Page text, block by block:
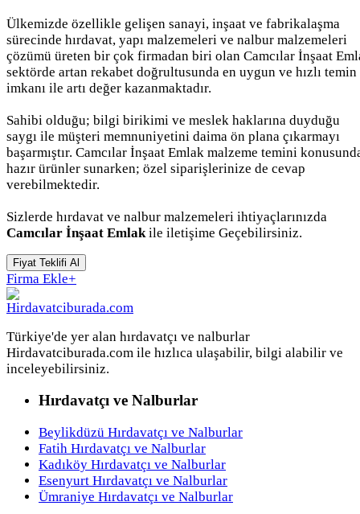
Ülkemizde özellikle gelişen sanayi, inşaat ve fabrikalaşma
sürecinde hırdavat, yapı malzemeleri ve nalbur malzemeleri
çözümü üreten bir çok firmadan biri olan Camcılar İnşaat
sektörde artan rekabet doğrultusunda en uygun ve hızlı temin
imkanı ile artı değer kazanmaktadır.
Sahibi olduğu; bilgi birikimi ve meslek haklarına duyduğu
saygı ile müşteri memnuniyetini daima ön plana çıkarmayı
başarmıştır. Camcılar İnşaat Emlak malzeme temini
hazır ürünler sunarken; özel siparişlerinize de cevap
verebilmektedir.
Sizlerde hırdavat ve nalbur malzemeleri ihtiyaçlarınızda
Camcılar İnşaat Emlak ile iletişime Geçebilirsiniz.
Fiyat Teklifi Al
Firma Ekle+
Türkiye'de yer alan hırdavatçı ve nalburlar
Hirdavatciburada.com ile hızlıca ulaşabilir, bilgi alabilir ve
inceleyebilirsiniz.
Hırdavatçı ve Nalburlar
Beylikdüzü Hırdavatçı ve Nalburlar
Fatih Hırdavatçı ve Nalburlar
Kadıköy Hırdavatçı ve Nalburlar
Esenyurt Hırdavatçı ve Nalburlar
Ümraniye Hırdavatçı ve Nalburlar